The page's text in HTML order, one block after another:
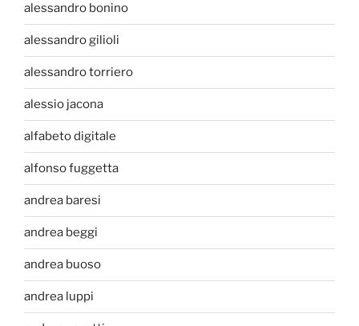
alessandro bonino
alessandro gilioli
alessandro torriero
alessio jacona
alfabeto digitale
alfonso fuggetta
andrea baresi
andrea beggi
andrea buoso
andrea luppi